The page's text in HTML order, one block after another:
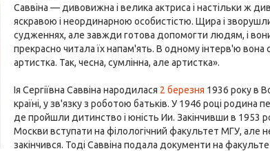
Саввіна — дивовижна і велика актриса і настільки ж
яскравою і неординарною особистістю. Щира і
судженнях, але завжди готова допомогти людям, і вони
прекрасно читала їх напам'ять. В одному інтерв'ю вона
артистка. Так, чесна, сумлінна, але артистка».
Ія Сергіївна Саввіна народилася 2 березня 1936 року в
країні, у зв'язку з роботою батьків. У 1946 році
де пройшли дитинство і юність Ии. Закінчивши в 1953
Москви вступати на філологічний факультет МГУ, але
закінчився. Тоді Саввіна подала документи на